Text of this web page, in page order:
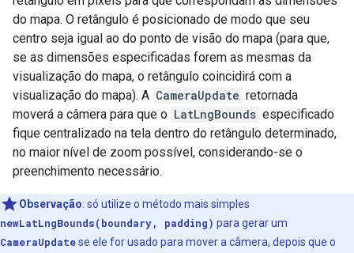
do mapa. O retângulo é posicionado de modo que seu
centro seja igual ao do ponto de visão do mapa (para que,
se as dimensões especificadas forem as mesmas da
visualização do mapa, o retângulo coincidirá com a
visualização do mapa). A CameraUpdate retornada
moverá a câmera para que o LatLngBounds especificado
fique centralizado na tela dentro do retângulo determinado,
no maior nível de zoom possível, considerando-se o
preenchimento necessário.
Observação: só utilize o método mais simples
newLatLngBounds(boundary, padding) para gerar um
CameraUpdatese ele for usado para mover a câmera, depois que o